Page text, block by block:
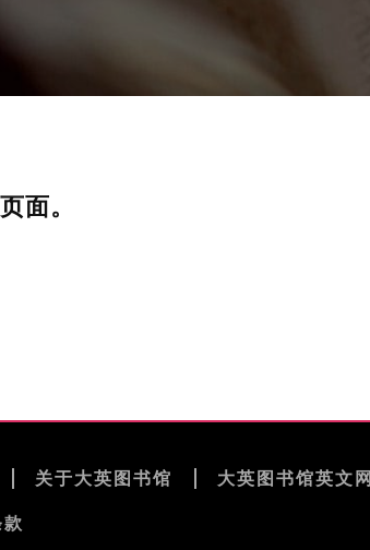
面。
关于大英图书馆 大英图书馆英文网